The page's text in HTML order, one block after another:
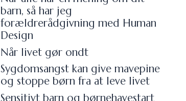
barn, så har jeg
forældrerådgivning med Human
Design
Når livet gør ondt
Sygdomsangst kan give mavepine
og stoppe børn fra at leve livet
Sensitivt barn og børnehavestart